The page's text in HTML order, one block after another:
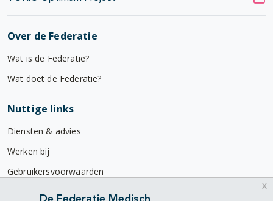
Over de Federatie
Wat is de Federatie?
Wat doet de Federatie?
Nuttige links
Diensten & advies
Werken bij
Gebruikersvoorwaarden
Privacyverklaring
x